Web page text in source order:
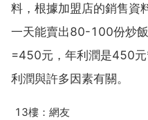
料，根據加盟店的銷售資
一天能賣出80-100份炒
=450元，年利潤是450
利潤與許多因素有關。
13樓：網友